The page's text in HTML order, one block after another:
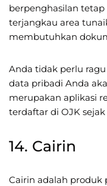
berpenghasilan
terjangkau area
membutuhkan
Anda tidak perlu
data pribadi Anda
merupakan aplikasi
terdaftar di OJK sejak
14. Cairin
Cairin adalah produk